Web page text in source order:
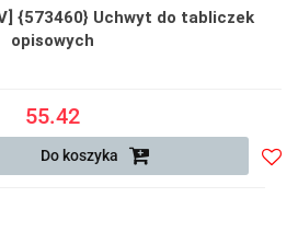
{573460} Uchwyt do tabliczek
opisowych
55.42
Do koszyka